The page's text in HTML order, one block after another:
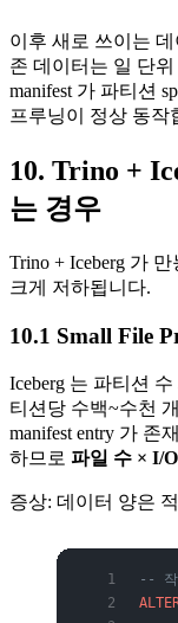
이후 새로 쓰이는
존 데이터는 일 단위
manifest 가 파티션
프루닝이 정상 동작
10. Trino +
는 경우
Trino + Iceberg 가
크게 저하됩니다.
10.1 Small File
Iceberg 는 파티션
티션당 수백~수천
manifest entry 가 존
하므로 파일 수 × I/
증상: 데이터 양은
-- 작